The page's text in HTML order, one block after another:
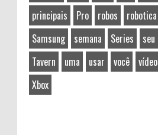
principais
Pro robos robotica
Samsung
semana Series seu
Tavern
uma usar você vídeo
Xbox